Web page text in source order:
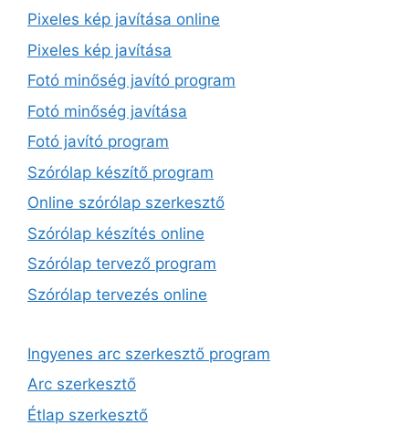
Pixeles kép javítása online
Pixeles kép javítása
Fotó minőség javító program
Fotó minőség javítása
Fotó javító program
Szórólap készítő program
Online szórólap szerkesztő
Szórólap készítés online
Szórólap tervező program
Szórólap tervezés online
Ingyenes arc szerkesztő program
Arc szerkesztő
Étlap szerkesztő